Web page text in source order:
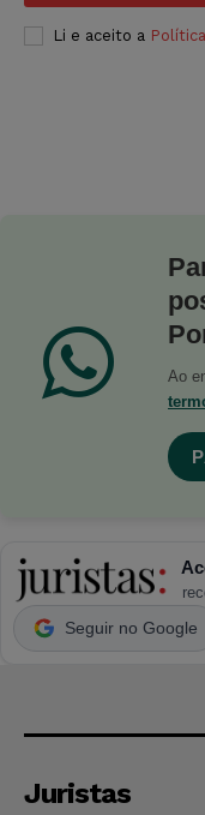
Li e aceito a
Ao
Seguir no Google
Juristas